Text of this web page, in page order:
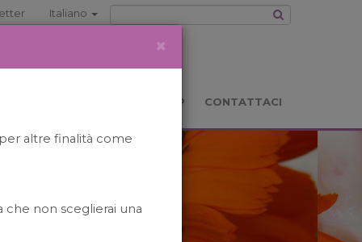
Italiano
BOOKSHOP CONTATTACI
×
altre finalità come
che non sceglierai una